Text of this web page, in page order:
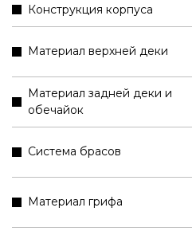
Конструкция корпуса
Материал верхней деки
Материал задней деки и
обечайок
Система брасов
Материал грифа